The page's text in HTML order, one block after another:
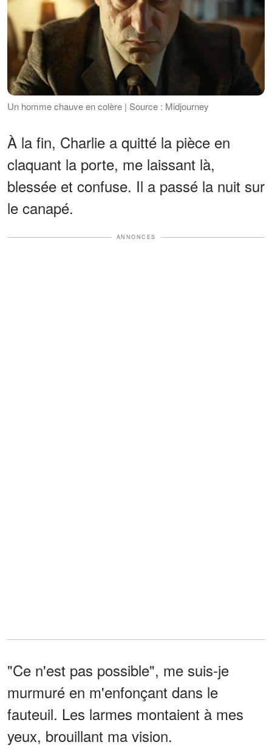
Un homme chauve en colère | Source : Midjourney
À la fin, Charlie a quitté la pièce en
claquant la porte, me laissant là,
blessée et confuse. Il a passé la nuit sur
le canapé.
ANNONCES
"Ce n'est pas possible", me suis-je
murmuré en m'enfonçant dans le
fauteuil. Les larmes montaient à mes
yeux, brouillant ma vision.